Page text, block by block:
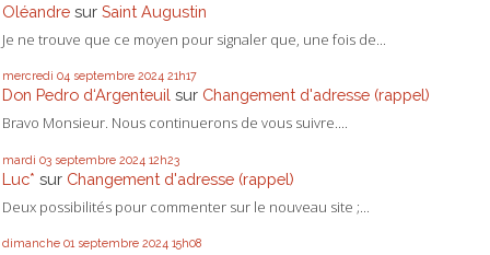
Oléandre sur Saint Augustin
Je ne trouve que ce moyen pour signaler que, une fois de...
mercredi 04 septembre 2024 21h17
Don Pedro d‘Argenteuil sur Changement d'adresse (rappel)
Bravo Monsieur. Nous continuerons de vous suivre....
mardi 03 septembre 2024 12h23
Luc* sur Changement d'adresse (rappel)
Deux possibilités pour commenter sur le nouveau site ;...
dimanche 01 septembre 2024 15h08